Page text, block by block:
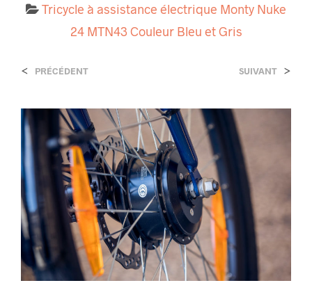
Tricycle à assistance électrique Monty Nuke
24 MTN43 Couleur Bleu et Gris
< PRÉCÉDENT SUIVANT >